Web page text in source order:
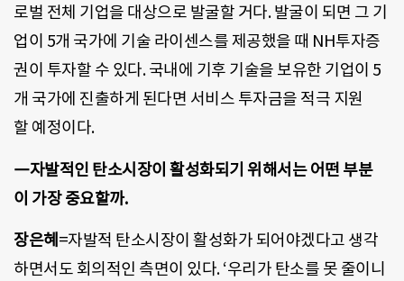
로벌 전체 기업을 대상으로 발굴할 거다. 발굴이 되면 그 기
업이 5개 국가에 기술 라이센스를 제공했을 때 NH투자증
권이 투자할 수 있다. 국내에 기후 기술을 보유한 기업이 5
개 국가에 진출하게 된다면 서비스 투자금을 적극 지원
할 예정이다.
―자발적인 탄소시장이 활성화되기 위해서는 어떤 부분
이 가장 중요할까.
장은혜 =자발적 탄소시장이 활성화가 되어야겠다고 생각
하면서도 회의적인 측면이 있다. ‘우리가 탄소를 못 줄이니